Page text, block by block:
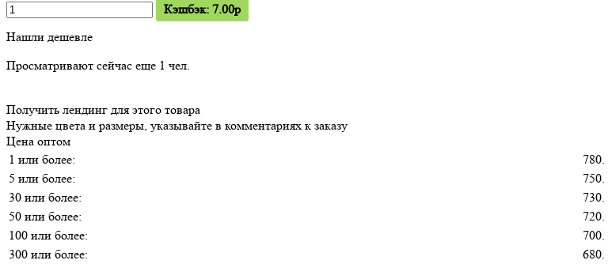
Кэшбэк: 7.00p
Нашли дешевле
Просматривают сейчас еще 1 чел.
Получить лендинг для этого товара
Нужные цвета и размеры, указывайте в комментариях к заказу
Цена оптом
1 или более:
780.
5 или более:
750.
30 или более:
730.
50 или более:
720.
100 или более:
700.
300 или более:
680.